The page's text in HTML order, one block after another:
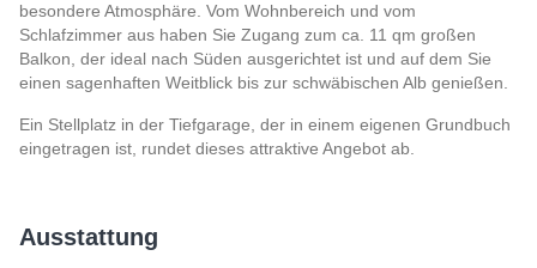
besondere Atmosphäre. Vom Wohnbereich und vom
Schlafzimmer aus haben Sie Zugang zum ca. 11 qm großen
Balkon, der ideal nach Süden ausgerichtet ist und auf dem Sie
einen sagenhaften Weitblick bis zur schwäbischen Alb genießen.
Ein Stellplatz in der Tiefgarage, der in einem eigenen Grundbuch
eingetragen ist, rundet dieses attraktive Angebot ab.
Ausstattung